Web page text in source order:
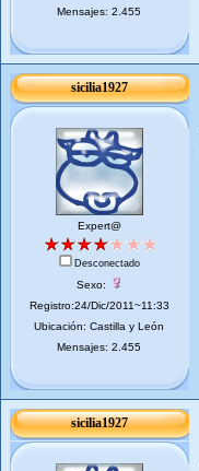
Mensajes: 2.455
sicilia1927
Expert@
Desconectado
Sexo:
Registro:24/Dic/2011~11:33
Ubicación: Castilla y León
Mensajes: 2.455
sicilia1927